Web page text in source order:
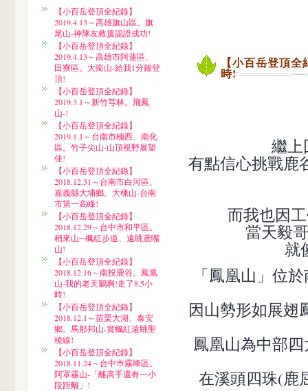
【小百岳登頂全紀錄】
2019.4.13～高雄旗山區。旗
尾山-神隊友救援認證成功!
【小百岳登頂全紀錄】
2019.4.13～高雄市阿蓮區、
田寮區。大崗山-給我1分鐘登
頂!
【小百岳登頂全紀錄】
2019.3.1～新竹芎林。飛鳳
山-!
【小百岳登頂全紀錄】
2019.1.1～台南市楠西、南化
區。竹子尖山-山頂視野展望
佳!
【小百岳登頂全紀錄】
2018.12.31～台南市白河區、
嘉義縣大埔鄉。大棟山-台南
市第一高峰!
【小百岳登頂全紀錄】
2018.12.29～台中市和平區。
稍來山─楓紅步道、遠眺鳶嘴
山!
【小百岳登頂全紀錄】
2018.12.16～南投鹿谷。鳳凰
山-我的老天鵝啊!走了8.5小
時!
【小百岳登頂全紀錄】
2018.12.1～苗栗大湖、泰安
鄉。馬那邦山-賞楓紅遠眺聖
稜線!
【小百岳登頂全紀錄】
2018.11.24～台中市霧峰區。
阿罩霧山-「離高手還有一小
段距離」!
【小百岳登頂
時!
繼上
有點信心挑戰鹿
而我也因
當天毅
就
「鳳凰山」位
因山勢形如展翅
鳳凰山為中部
在溪頭四珠(鹿